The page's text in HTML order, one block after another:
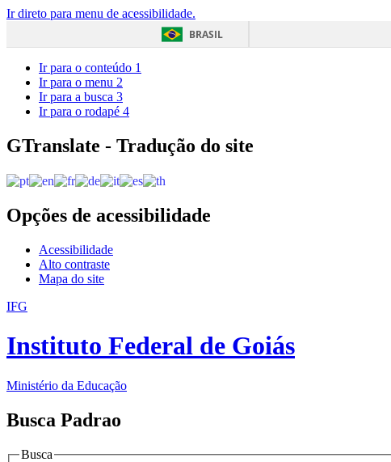
Ir direto para menu de acessibilidade.
BRASIL
Ir para o conteúdo 1
Ir para o menu 2
Ir para a busca 3
Ir para o rodapé 4
GTranslate - Tradução do site
Opções de acessibilidade
Acessibilidade
Alto contraste
Mapa do site
IFG
Instituto Federal de Goiás
Ministério da Educação
Busca Padrao
Busca